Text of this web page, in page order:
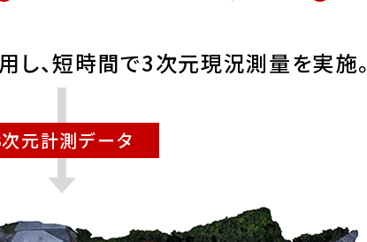
し、短時間で3次元現況測量を実施。
元計測データ